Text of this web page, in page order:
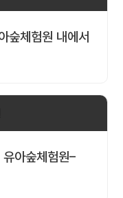
숲체험원 내에서
아숲체험원–